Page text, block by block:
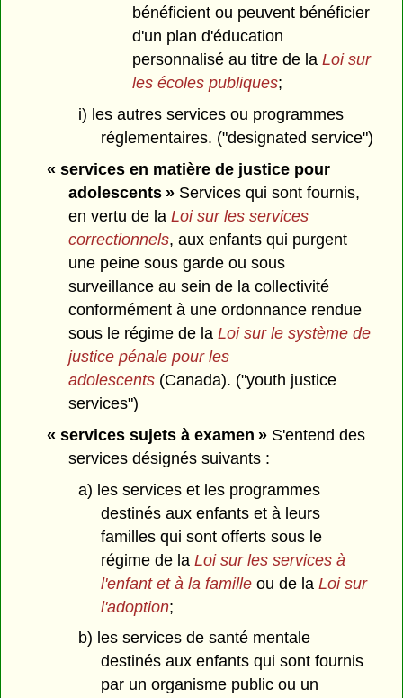
bénéficient ou peuvent bénéficier
d'un plan d'éducation
personnalisé au titre de la Loi sur
les écoles publiques;
i) les autres services ou programmes
réglementaires. ("designated service")
« services en matière de justice pour
adolescents » Services qui sont fournis,
en vertu de la Loi sur les services
correctionnels, aux enfants qui purgent
une peine sous garde ou sous
surveillance au sein de la collectivité
conformément à une ordonnance rendue
sous le régime de la Loi sur le système de
justice pénale pour les
adolescents (Canada). ("youth justice
services")
« services sujets à examen » S'entend des
services désignés suivants :
a) les services et les programmes
destinés aux enfants et à leurs
familles qui sont offerts sous le
régime de laLoi sur les services à
l'enfant et à la familleou de laLoi sur
l'adoption;
b) les services de santé mentale
destinés aux enfants qui sont fournis
par un organisme public ou un